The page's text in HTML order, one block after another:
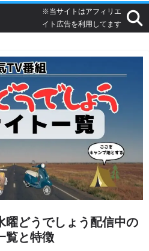
曜どうでしょう配信中の
覧と特徴